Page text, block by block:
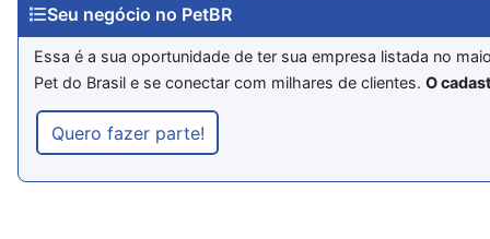
Seu negócio no PetBR
Essa é a sua oportunidade de ter sua empresa listada no
Pet do Brasil e se conectar com milhares de clientes.O
Quero fazer parte!